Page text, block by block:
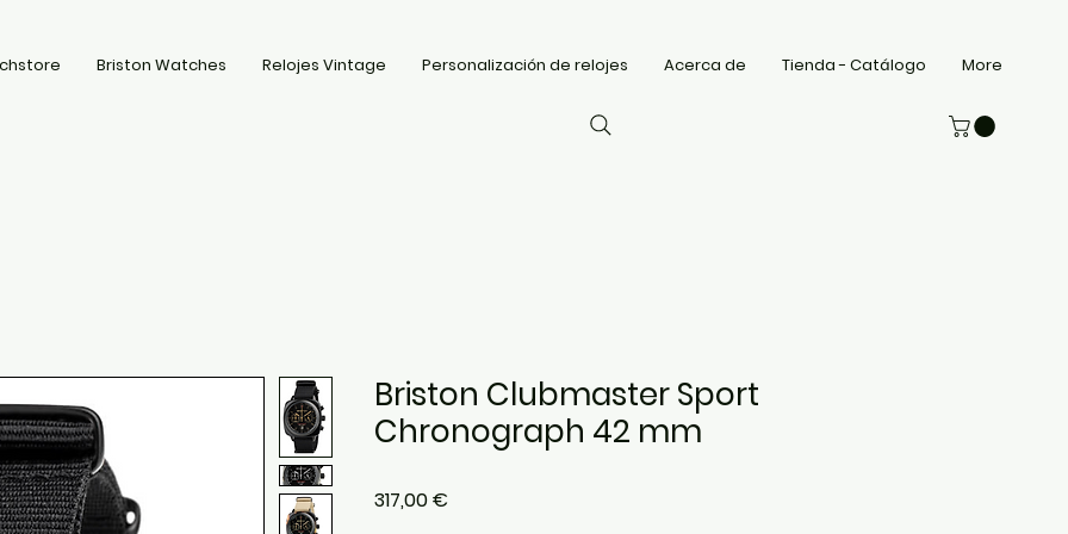
Briston Watches Relojes Vintage Personalización de relojes Acerca de Tienda - Catálogo More
Briston Clubmaster Sport
Chronograph 42 mm
317,00 €